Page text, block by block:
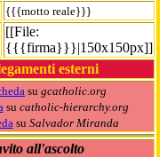
{{{motto reale}}}
[[File:
{{{firma}}}|150x150px]]
esterni
su gcatholic.org
su catholic-hierarchy.org
su Salvador Miranda
all'ascolto